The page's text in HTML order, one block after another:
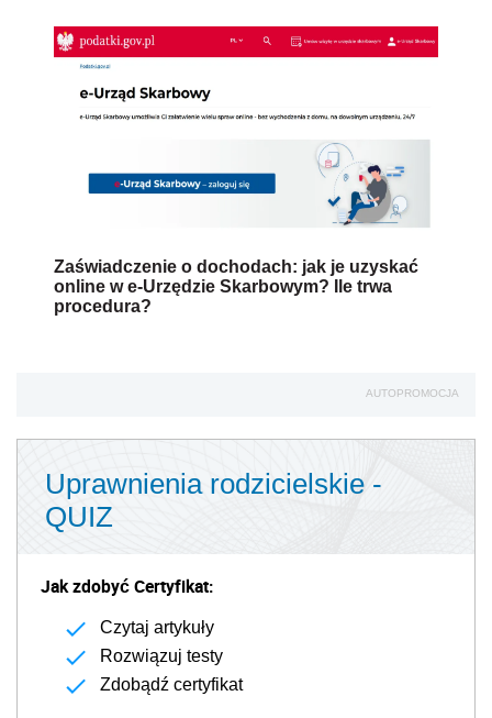
Zaświadczenie o dochodach: jak je uzyskać
online w e-Urzędzie Skarbowym? Ile trwa
procedura?
AUTOPROMOCJA
Uprawnienia rodzicielskie -
QUIZ
Jak zdobyć Certyfikat:
Czytaj artykuły
Rozwiązuj testy
Zdobądź certyfikat